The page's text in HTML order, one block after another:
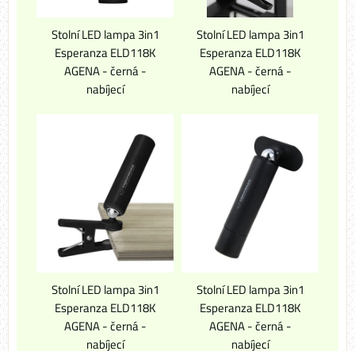
Stolní LED lampa 3in1
Esperanza ELD118K
AGENA - černá -
nabíjecí
Stolní LED lampa 3in1
Esperanza ELD118K
AGENA - černá -
nabíjecí
Stolní LED lampa 3in1
Esperanza ELD118K
AGENA - černá -
nabíjecí
Stolní LED lampa 3in1
Esperanza ELD118K
AGENA - černá -
nabíjecí